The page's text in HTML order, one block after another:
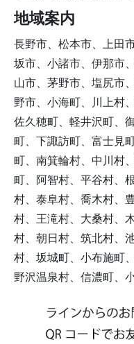
地域案内
長野市、松本市、上田
坂市、小諸市、伊那市
山市、茅野市、塩尻市
野市、小海町、川上村
佐久穂町、軽井沢町、
町、下諏訪町、富士見
町、南箕輪村、中川村
町、阿智村、平谷村、
村、泰阜村、喬木村、
村、王滝村、大桑村、
村、朝日村、筑北村、
村、坂城町、小布施町
野沢温泉村、信濃町、